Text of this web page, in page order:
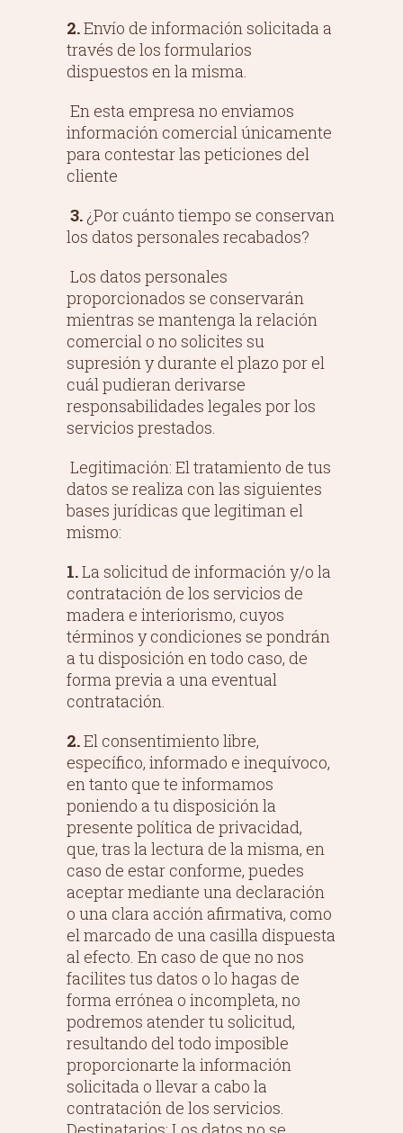
2.Envío de información solicitada a
través de los formularios
dispuestos en la misma.
En esta empresa no enviamos
información comercial únicamente
para contestar las peticiones del
cliente
3. ¿Por cuánto tiempo se conservan
los datos personales recabados?
Los datos personales
proporcionados se conservarán
mientras se mantenga la relación
comercial o no solicites su
supresión y durante el plazo por el
cuál pudieran derivarse
responsabilidades legales por los
servicios prestados.
Legitimación: El tratamiento de tus
datos se realiza con las siguientes
bases jurídicas que legitiman el
mismo:
1.La solicitud de información y/o la
contratación de los servicios de
madera e interiorismo, cuyos
términos y condiciones se pondrán
a tu disposición en todo caso, de
forma previa a una eventual
contratación.
2.El consentimiento libre,
específico, informado e inequívoco,
en tanto que te informamos
poniendo a tu disposición la
presente política de privacidad,
que, tras la lectura de la misma, en
caso de estar conforme, puedes
aceptar mediante una declaración
o una clara acción afirmativa, como
el marcado de una casilla dispuesta
al efecto. En caso de que no nos
facilites tus datos o lo hagas de
forma errónea o incompleta, no
podremos atender tu solicitud,
resultando del todo imposible
proporcionarte la información
solicitada o llevar a cabo la
contratación de los servicios.